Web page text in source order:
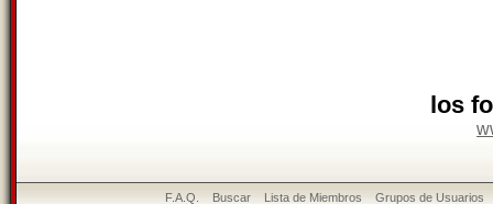
los
F.A.Q. Buscar Lista de Miembros Grupos de Usuarios